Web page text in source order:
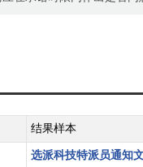
结果样本
选派科技特派员通知